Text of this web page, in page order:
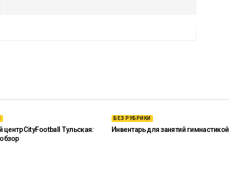
CityFootball Тульская:
БЕЗ РУБРИКИ
Инвентарь для занятий гимнастикой